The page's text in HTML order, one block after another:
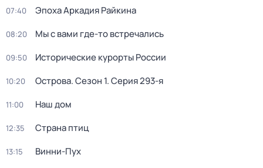
07:40 Эпоха Аркадия Райкина
08:20 Мы с вами где-то встречались
09:50 Исторические курорты России
10:20 Острова. Сезон 1. Серия 293-я
11:00 Наш дом
12:35 Страна птиц
13:15 Винни-Пух